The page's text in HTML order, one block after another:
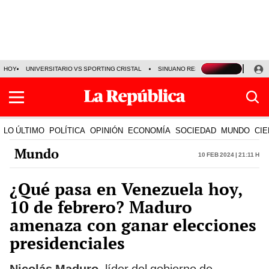
HOY UNIVERSITARIO VS SPORTING CRISTAL SINUANO RESULTADOS HOY
LO ÚLTIMO POLÍTICA OPINIÓN ECONOMÍA SOCIEDAD MUNDO
Mundo 10 Feb 2024 | 21:11 h
¿Qué pasa en Venezuela hoy,
10 de febrero? Maduro
amenaza con ganar elecciones
presidenciales